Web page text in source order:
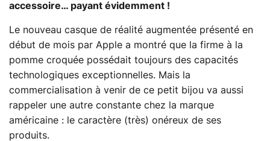
accessoire… payant évidemment !
Le nouveau casque de réalité augmentée présenté en
début de mois par Apple a montré que la firme à la
pomme croquée possédait toujours des capacités
technologiques exceptionnelles. Mais la
commercialisation à venir de ce petit bijou va aussi
rappeler une autre constante chez la marque
américaine : le caractère (très) onéreux de ses
produits.